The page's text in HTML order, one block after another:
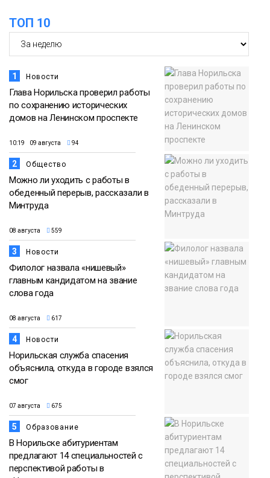
07 августа
ТОП 10
1 Новости
Глава Норильска проверил работы
по сохранению исторических
домов на Ленинском проспекте
10:19 09 августа 94
2 Общество
Можно ли уходить с работы в
обеденный перерыв, рассказали в
Минтруда
08 августа 559
3 Новости
Филолог назвала «нишевый»
главным кандидатом на звание
слова года
08 августа 617
4 Новости
Норильская служба спасения
объяснила, откуда в городе взялся
смог
07 августа 675
5 Образование
В Норильске абитуриентам
предлагают 14 специальностей с
перспективой работы в